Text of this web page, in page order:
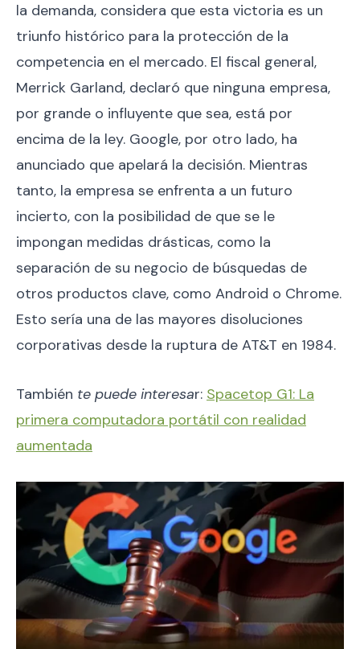
la demanda, considera que esta victoria es un
triunfo histórico para la protección de la
competencia en el mercado. El fiscal general,
Merrick Garland, declaró que ninguna empresa,
por grande o influyente que sea, está por
encima de la ley. Google, por otro lado, ha
anunciado que apelará la decisión. Mientras
tanto, la empresa se enfrenta a un futuro
incierto, con la posibilidad de que se le
impongan medidas drásticas, como la
separación de su negocio de búsquedas de
otros productos clave, como Android o Chrome.
Esto sería una de las mayores disoluciones
corporativas desde la ruptura de AT&T en 1984.
También te puede interesar: Spacetop G1: La
primera computadora portátil con realidad
aumentada